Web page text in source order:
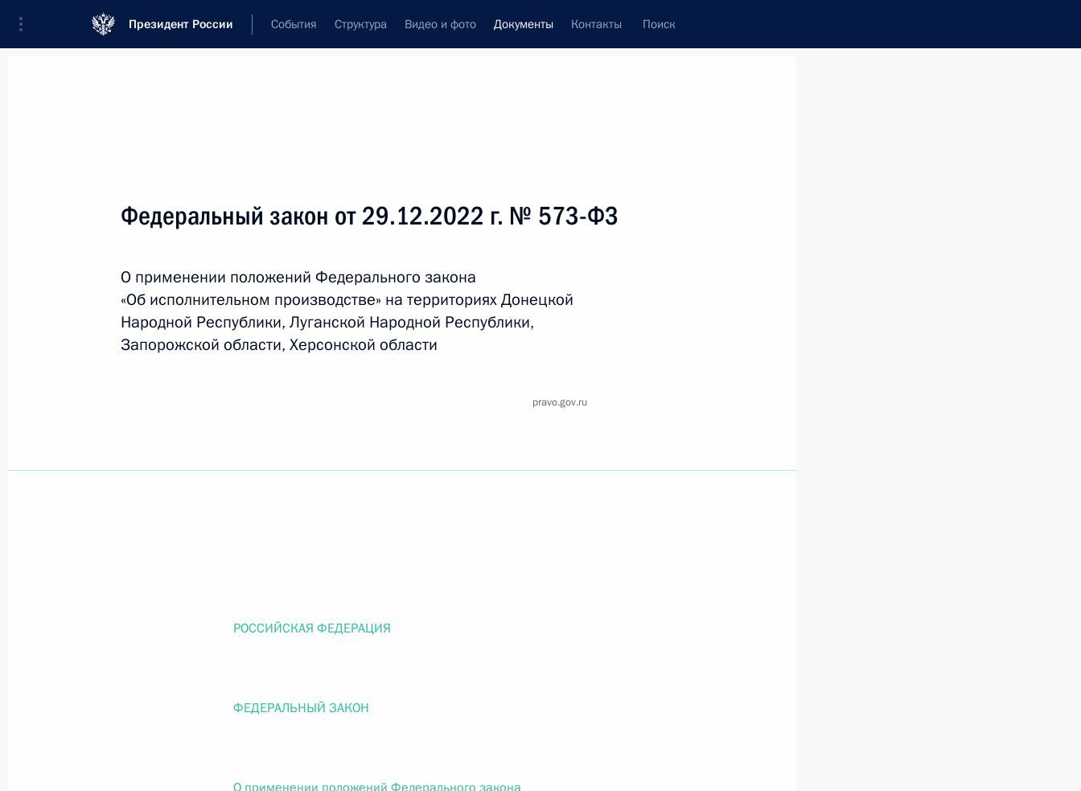
Президент России События Структура Видео и фото Документы Контакты Поиск
Текст в документе
Вид документа
Все
Дата вступления в силу... или дата принятия
Федеральный закон от 26.07.2026 г. № 265-ФЗ
Федеральный закон от 29.12.2022 г. № 573-ФЗ
О применении положений Федерального закона
«Об исполнительном производстве» на территориях Донецкой
Народной Республики, Луганской Народной Республики,
Запорожской области, Херсонской области
pravo.gov.ru
РОССИЙСКАЯ ФЕДЕРАЦИЯ
ФЕДЕРАЛЬНЫЙ ЗАКОН